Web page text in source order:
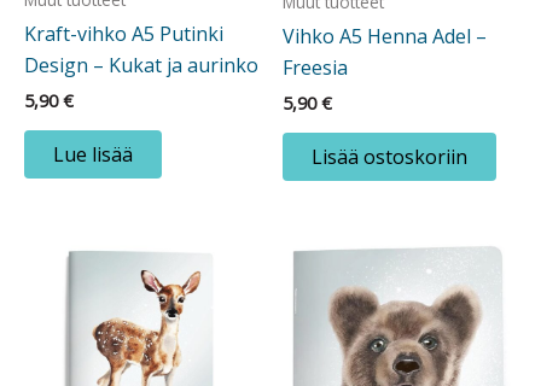
Kraft-vihko A5 Putinki
Design – Kukat ja aurinko
5,90€
Lue lisää
Vihko A5 Henna Adel –
Freesia
5,90€
Lisää ostoskoriin